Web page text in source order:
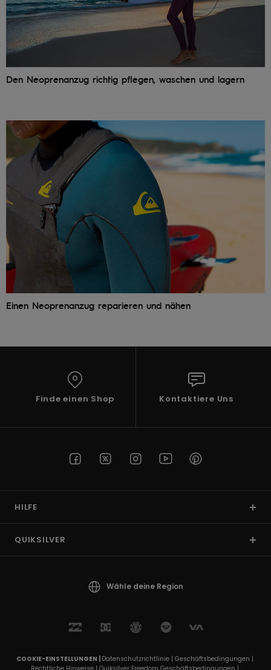
Den Neoprenanzug richtig pflegen, waschen und lagern
Einen Neoprenanzug reparieren und nähen
Finde einen Shop Kontaktiere Uns
HILFE
QUIKSILVER
Wähle deine Region
COOKIE-EINSTELLUNGEN | Datenschutzrichtlinie | Geschäftsbedingungen |